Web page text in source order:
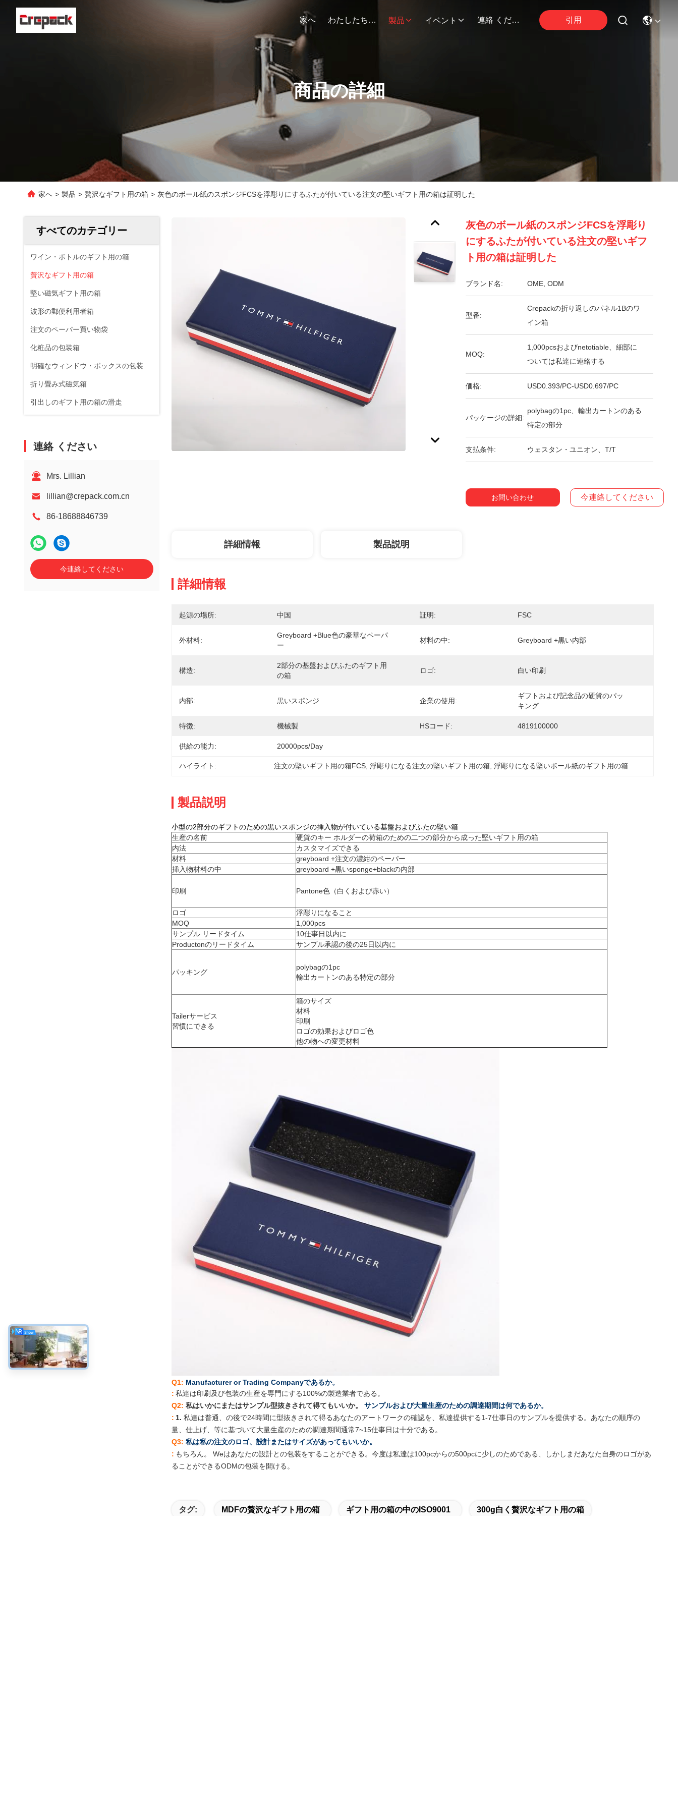
家へ わたしたち に つい て 製品 イベント 連絡 ください 引用
商品の詳細
家へ > 製品 > 贅沢なギフト用の箱 > 灰色のボール紙のスポンジFCSを浮彫りにするふたが付いている注文の堅いギフト用の箱は証明した
すべてのカテゴリー
ワイン・ボトルのギフト用の箱
贅沢なギフト用の箱
堅い磁気ギフト用の箱
波形の郵便利用者箱
注文のペーパー買い物袋
化粧品の包装箱
明確なウィンドウ・ボックスの包装
折り畳み式磁気箱
引出しのギフト用の箱の滑走
連絡 ください
Mrs. Lillian
lillian@crepack.com.cn
86-18688846739
今連絡してください
灰色のボール紙のスポンジFCSを浮彫り
にするふたが付いている注文の堅いギフ
ト用の箱は証明した
ブランド名: OME, ODM
型番:
Crepackの折り返しのパネル1Bのワ
イン箱
MOQ:
1,000pcsおよびnetotiable、細部に
ついては私達に連絡する
価格: USD0.393/PC-USD0.697/PC
パッケージの詳細:
polybagの1pc、輸出カートンのある
特定の部分
支払条件: ウェスタン・ユニオン、T/T
お問い合わせ 今連絡してください
詳細情報 製品説明
詳細情報
起源の場所: 中国 証明: FSC
外材料:
Greyboard +blue色の豪華なペーパ
ー
材料の中: Greyboard +黒い内部
構造:
2部分の基盤およびふたのギフト用
の箱
ロゴ: 白い印刷
内部: 黒いスポンジ 企業の使用:
ギフトおよび記念品の硬貨のパッ
キング
特徴: 機械製 HSコード: 4819100000
供給の能力: 20000pcs/day
ハイライト: 注文の堅いギフト用の箱FCS , 浮彫りになる注文の堅いギフト用の箱 , 浮彫りになる堅いボール紙のギフト用の箱
製品説明
小型の2部分のギフトのための黒いスポンジの挿入物が付いている基盤およびふたの堅い箱
生産の名前
硬貨のキー ホルダーの荷箱のための二つの部分から成った堅いギフト用の箱
内法
カスタマイズできる
材料
greyboard +注文の濃紺のペーパー
挿入物材料の中
greyboard +黒いsponge+blackの内部
印刷 Pantone色（白くおよび赤い）
ロゴ
浮彫りになること
MOQ
1,000pcs
サンプル リードタイム
10仕事日以内に
Productonのリードタイム
サンプル承認の後の25日以内に
パッキング
polybagの1pc
輸出カートンのある特定の部分
Tailerサービス
習慣にできる
箱のサイズ
材料
印刷
ロゴの効果およびロゴ色
他の物への変更材料
Q1: Manufacturer or Trading Companyであるか。
: 私達は印刷及び包装の生産を専門にする100%の製造業者である。
Q2: 私はいかにまたはサンプル型抜きされて得てもいいか。
サンプルおよび大量生産のための調達期間は何であるか。
: 1. 私達は普通、の後で24時間に型抜きされて得るあなたのアートワークの確認を、私達提供する1-7仕事日のサンプルを提供する。あなたの順序の
量、仕上げ、等に基づいて大量生産のための調達期間通常7~15仕事日は十分である。
Q3: 私は私の注文のロゴ、設計またはサイズがあってもいいか。
: もちろん。 Weはあなたの設計との包装をすることができる。今度は私達は100pcからの500pcに少しのためである、しかしまだあなた自身のロゴがあ
ることができるODMの包装を開ける。
タグ: MDFの贅沢なギフト用の箱 ギフト用の箱の中のISO9001 300g白く贅沢なギフト用の箱